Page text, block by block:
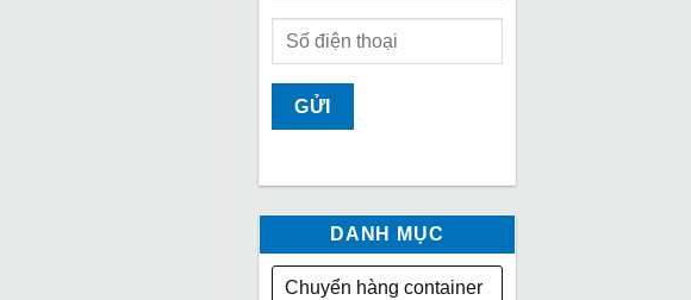
DANH MỤC
Chuyển hàng container